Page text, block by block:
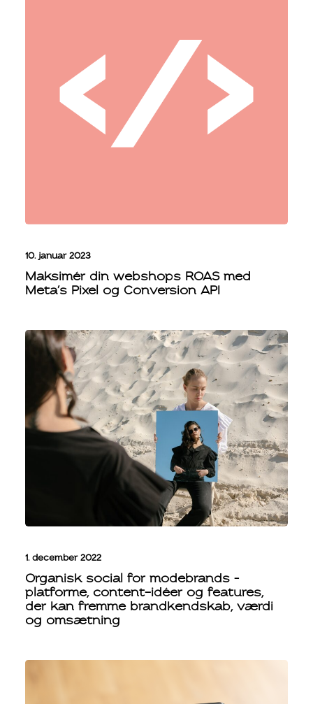
10. januar 2023
Maksimér din webshops ROAS med
Meta’s Pixel og Conversion API
1. december 2022
Organisk social for modebrands –
platforme, content-idéer og features,
der kan fremme brandkendskab, værdi
og omsætning